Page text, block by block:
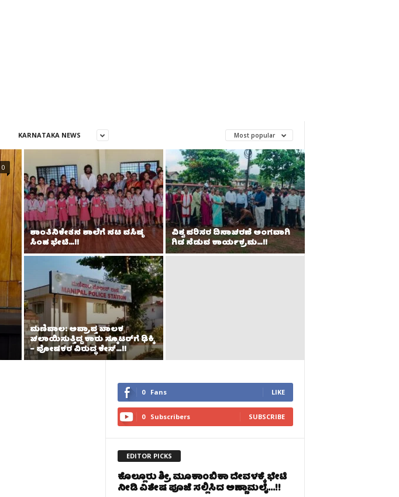
KARNATAKA NEWS Most popular
0
ಶಾಂತಿನಿಕೇತನ ಶಾಲೆಗೆ ನಟ ವಸಿಷ್ಠ
ಸಿಂಹ ಭೇಟಿ…!!
ವಿಶ್ವ ಪರಿಸರ ದಿನಾಚರಣೆ ಅಂಗವಾಗಿ
ಗಿಡ ನೆಡುವ ಕಾರ್ಯಕ್ರಮ…!!
ಮಣಿಪಾಲ: ಅಪ್ರಾಪ್ತ ಬಾಲಕ
ಚಲಾಯಿಸುತ್ತಿದ್ದ ಕಾರು ಸ್ಕೂಟರ್‌ಗೆ ಢಿಕ್ಕಿ
– ಪೋಷಕರ ವಿರುದ್ಧ ಕೇಸ್…!!
0 Fans LIKE
0 Subscribers SUBSCRIBE
EDITOR PICKS
ಕೊಲ್ಲೂರು ಶ್ರೀ ಮೂಕಾಂಬಿಕಾ ದೇವಳಕ್ಕೆ ಭೇಟಿ
ನೀಡಿ ವಿಶೇಷ ಪೂಜೆ ಸಲ್ಲಿಸಿದ ಅಣ್ಣಾಮಲೈ…!!